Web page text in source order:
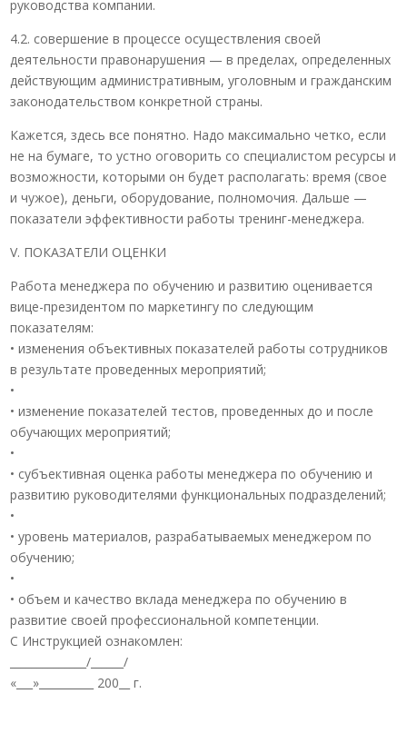
руководства компании.
4.2. совершение в процессе осуществления своей
деятельности правонарушения — в пределах, определенных
действующим административным, уголовным и гражданским
законодательством конкретной страны.
Кажется, здесь все понятно. Надо максимально четко, если
не на бумаге, то устно оговорить со специалистом ресурсы и
возможности, которыми он будет располагать: время (свое
и чужое), деньги, оборудование, полномочия. Дальше —
показатели эффективности работы тренинг-менеджера.
V. ПОКАЗАТЕЛИ ОЦЕНКИ
Работа менеджера по обучению и развитию оценивается
вице-президентом по маркетингу по следующим
показателям:
• изменения объективных показателей работы сотрудников
в результате проведенных мероприятий;
•
• изменение показателей тестов, проведенных до и после
обучающих мероприятий;
•
• субъективная оценка работы менеджера по обучению и
развитию руководителями функциональных подразделений;
•
• уровень материалов, разрабатываемых менеджером по
обучению;
•
• объем и качество вклада менеджера по обучению в
развитие своей профессиональной компетенции.
С Инструкцией ознакомлен:
______________/______/
«___»__________ 200__ г.